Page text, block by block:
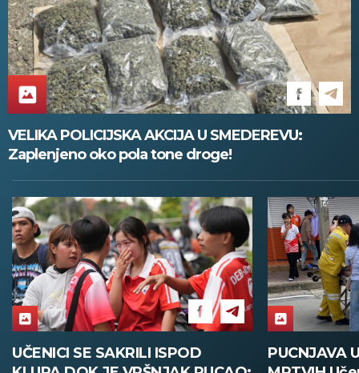
VELIKA POLICIJSKA AKCIJA U SMEDEREVU:
Zaplenjeno oko pola tone droge!
PUCNJAVA U ŠKOLI, OSMORO
PARTIZAN